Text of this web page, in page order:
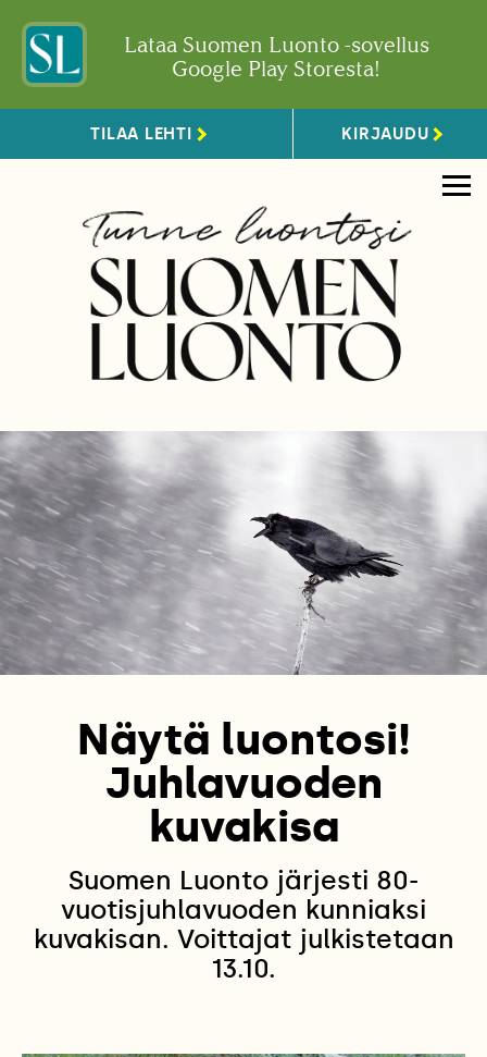
Lataa Suomen Luonto -sovellus
Google Play Storesta!
TILAA LEHTI KIRJAUDU
Näytä luontosi!
Juhlavuoden
kuvakisa
Suomen Luonto järjesti 80-
vuotisjuhlavuoden kunniaksi
kuvakisan. Voittajat julkistetaan
13.10.